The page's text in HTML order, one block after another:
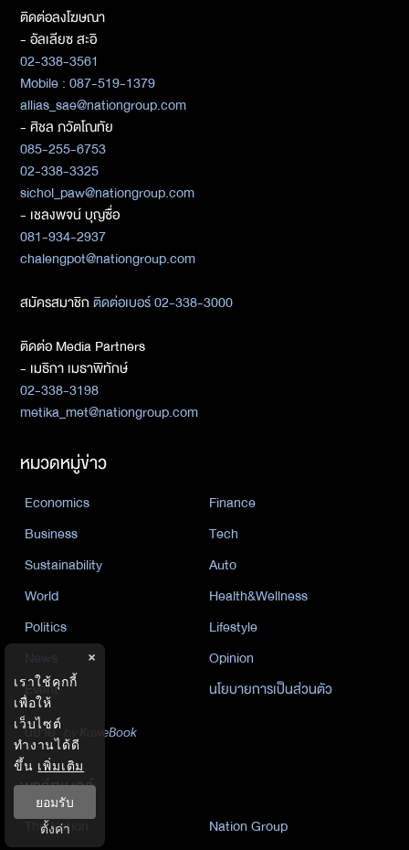
ติดต่อลงโฆษณา
- อัลเลียซ สะอิ
02-338-3561
Mobile : 087-519-1379
allias_sae@nationgroup.com
- ศิชล ภวัตโณทัย
085-255-6753
02-338-3325
sichol_paw@nationgroup.com
- เชลงพจน์ บุญซื่อ
081-934-2937
chalengpot@nationgroup.com
สมัครสมาชิกติดต่อเบอร์ 02-338-3000
ติดต่อ Media Partners
- เมธิกา เมธาพิทักษ์
02-338-3198
metika_met@nationgroup.com
หมวดหมู่ข่าว
Economics
Finance
Business
Tech
Sustainability
Auto
World
Health&Wellness
Politics
Lifestyle
Opinion
Event
นโยบายการเป็นส่วนตัว
นิยาย
by KaweBook
พาร์ทเนอร์
The Nation
Nation Group
×
เราใช้คุกกี้
เพื่อให้
เว็บไซต์
ทำงานได้ดี
ขึ้น เพิ่มเติม
ยอมรับ
ตั้งค่า